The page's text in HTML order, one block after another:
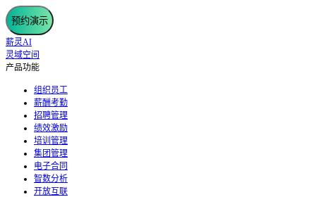
预约演示
薪灵AI
灵域空间
产品功能
组织员工
薪酬考勤
招聘管理
绩效激励
培训管理
集团管理
电子合同
智数分析
开放互联